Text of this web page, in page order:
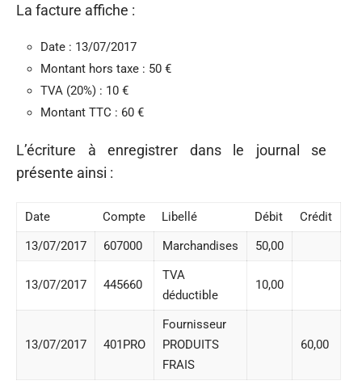
La facture affiche :
Date : 13/07/2017
Montant hors taxe : 50 €
TVA (20%) : 10 €
Montant TTC : 60 €
L’écriture à enregistrer dans le journal se
présente ainsi :
Date Compte Libellé Débit
Crédit
13/07/2017
607000 Marchandises 50,00
13/07/2017 445660
TVA
déductible
10,00
13/07/2017 401PRO
Fournisseur
PRODUITS
FRAIS
60,00